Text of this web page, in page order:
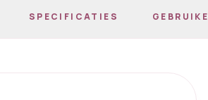
SPECIFICATIES